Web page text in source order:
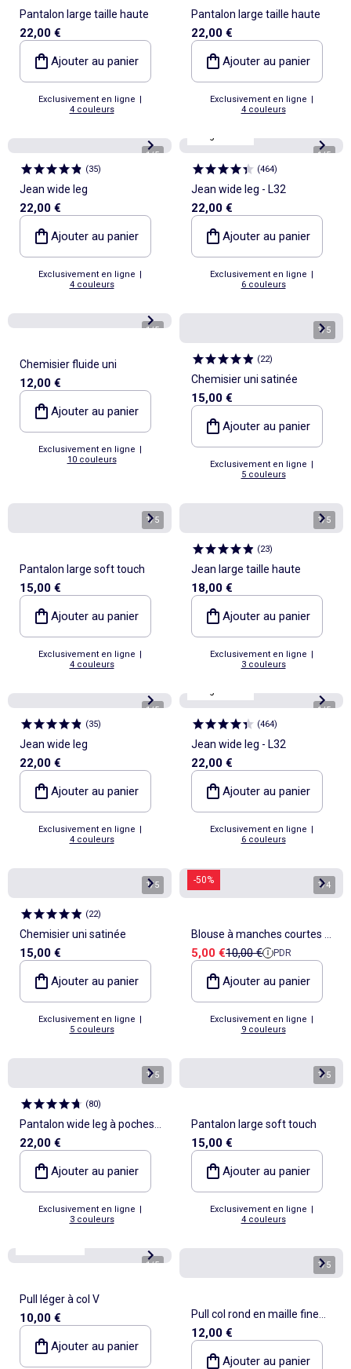
Pantalon large taille haute
22,00 €
Ajouter au panier
Exclusivement en ligne |
4 couleurs
Pantalon large taille haute
22,00 €
Ajouter au panier
Exclusivement en ligne |
4 couleurs
1/5
(35)
Jean wide leg
22,00 €
Ajouter au panier
Exclusivement en ligne |
4 couleurs
1/5
(464)
Jean wide leg - L32
22,00 €
Ajouter au panier
Exclusivement en ligne |
6 couleurs
1/5
Chemisier fluide uni
12,00 €
Ajouter au panier
Exclusivement en ligne |
10 couleurs
1/5
(22)
Chemisier uni satinée
15,00 €
Ajouter au panier
Exclusivement en ligne |
5 couleurs
1/5
Pantalon large soft touch
15,00 €
Ajouter au panier
Exclusivement en ligne |
4 couleurs
1/5
(23)
Jean large taille haute
18,00 €
Ajouter au panier
Exclusivement en ligne |
3 couleurs
1/5
(35)
Jean wide leg
22,00 €
Ajouter au panier
Exclusivement en ligne |
4 couleurs
1/5
(464)
Jean wide leg - L32
22,00 €
Ajouter au panier
Exclusivement en ligne |
6 couleurs
1/5
(22)
Chemisier uni satinée
15,00 €
Ajouter au panier
Exclusivement en ligne |
5 couleurs
-50% 1/4
Blouse à manches courtes et
col V
Prix de vente
5,00 €Prix de référence
10,00 € PDR
Ajouter au panier
Exclusivement en ligne |
9 couleurs
1/5
(80)
Pantalon wide leg à poches
tressées
22,00 €
Ajouter au panier
Exclusivement en ligne |
3 couleurs
1/5
Pantalon large soft touch
15,00 €
Ajouter au panier
Exclusivement en ligne |
4 couleurs
1/5
Pull léger à col V
10,00 €
Ajouter au panier
1/5
Pull col rond en maille fine
jauge
12,00 €
Ajouter au panier